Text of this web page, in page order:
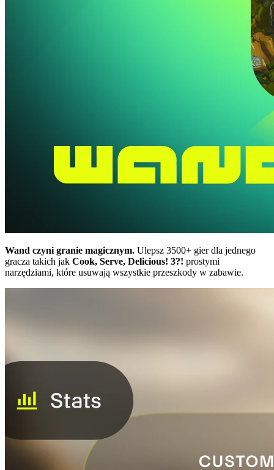
Wand czyni granie magicznym. Ulepsz 3500+ gier dla jednego
gracza takich jak Cook, Serve, Delicious! 3?! prostymi
narzędziami, które usuwają wszystkie przeszkody w zabawie.